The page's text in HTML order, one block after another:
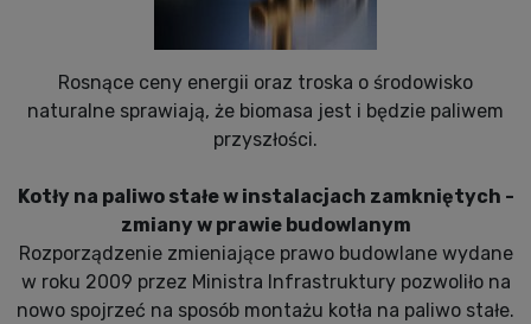
Rosnące ceny energii oraz troska o środowisko
naturalne sprawiają, że biomasa jest i będzie paliwem
przyszłości.
Kotły na paliwo stałe w instalacjach zamkniętych -
zmiany w prawie budowlanym
Rozporządzenie zmieniające prawo budowlane wydane
w roku 2009 przez Ministra Infrastruktury pozwoliło na
nowo spojrzeć na sposób montażu kotła na paliwo stałe.